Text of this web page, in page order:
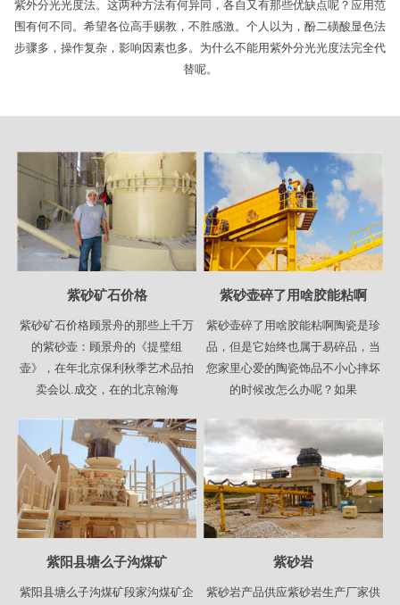
紫外分光光度法。这两种方法有何异同，各自又有那些优缺点呢？应用范
围有何不同。希望各位高手赐教，不胜感激。个人以为，酚二磺酸显色法
步骤多，操作复杂，影响因素也多。为什么不能用紫外分光光度法完全代
替呢。
紫砂矿石价格
紫砂矿石价格顾景舟的那些上千万
的紫砂壶：顾景舟的《提璧组
壶》，在年北京保利秋季艺术品拍
卖会以.成交，在的北京翰海
紫砂壶碎了用啥胶能粘啊
紫砂壶碎了用啥胶能粘啊陶瓷是珍
品，但是它始终也属于易碎品，当
您家里心爱的陶瓷饰品不小心摔坏
的时候改怎么办呢？如果
紫阳县塘么子沟煤矿
紫阳县塘么子沟煤矿段家沟煤矿企
紫砂岩
紫砂岩产品供应紫砂岩生产厂家供